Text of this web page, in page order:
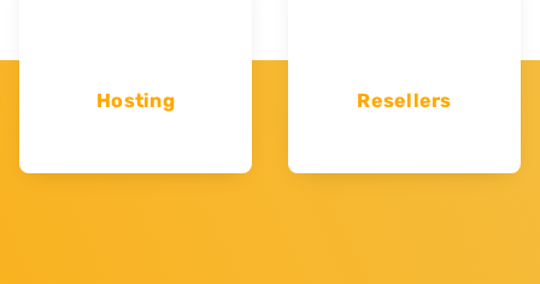
Hosting Resellers